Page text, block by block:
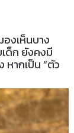
งเห็นบาง
เด็ก ยังคงมี
หากเป็น “ตัว